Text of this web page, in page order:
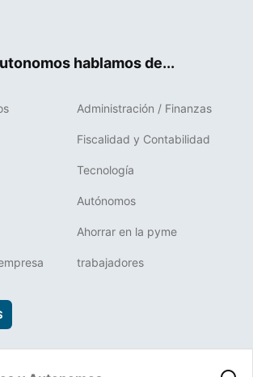
hablamos de...
Administración / Finanzas
Fiscalidad y Contabilidad
Tecnología
Autónomos
Ahorrar en la pyme
trabajadores